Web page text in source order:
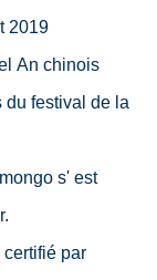
2019
An chinois
festival de la
s' est
par